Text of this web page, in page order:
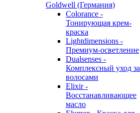
Goldwell (Германия)
Colorance -
Тонирующая крем-
краска
Lightdimensions -
Премиум-осветление
Dualsenses -
Комплексный уход за
волосами
Elixir -
Восстанавливающее
масло